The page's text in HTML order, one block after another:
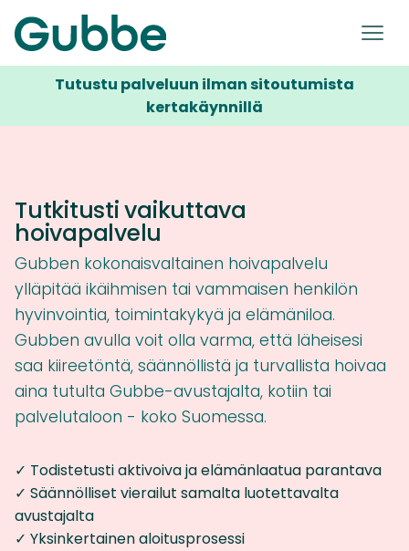
Tutustu palveluun ilman sitoutumista
kertakäynnillä
Tutkitusti vaikuttava
hoivapalvelu
Gubben kokonaisvaltainen hoivapalvelu
ylläpitää ikäihmisen tai vammaisen henkilön
hyvinvointia, toimintakykyä ja elämäniloa.
Gubben avulla voit olla varma, että läheisesi
saa kiireetöntä, säännöllistä ja turvallista hoivaa
aina tutulta Gubbe-avustajalta, kotiin tai
palvelutaloon - koko Suomessa.
✓ Todistetusti aktivoiva ja elämänlaatua parantava
✓ Säännölliset vierailut samalta luotettavalta
avustajalta
✓ Yksinkertainen aloitusprosessi